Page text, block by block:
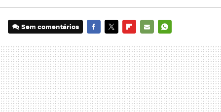
Sem comentários
MAIL